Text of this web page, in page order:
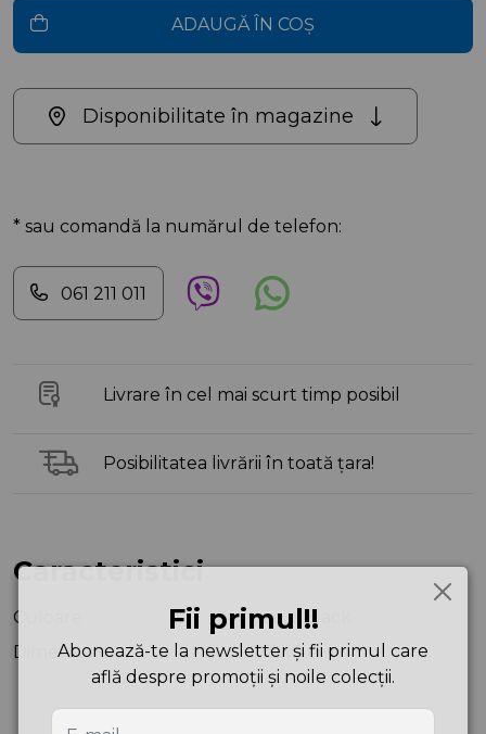
ADAUGĂ ÎN COȘ
Disponibilitate în magazine
* sau comandă la numărul de telefon:
061 211 011
Livrare în cel mai scurt timp posibil
Posibilitatea livrării în toată țara!
Caracteristici
Culoare
Cuoio|Black
Dimensiuni
0X0X0 cm
Fii primul!!
Abonează-te la newsletter și fii primul care
află despre promoții și noile colecții.